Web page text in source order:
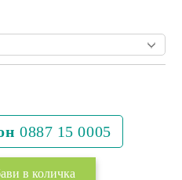
0887 15 0005